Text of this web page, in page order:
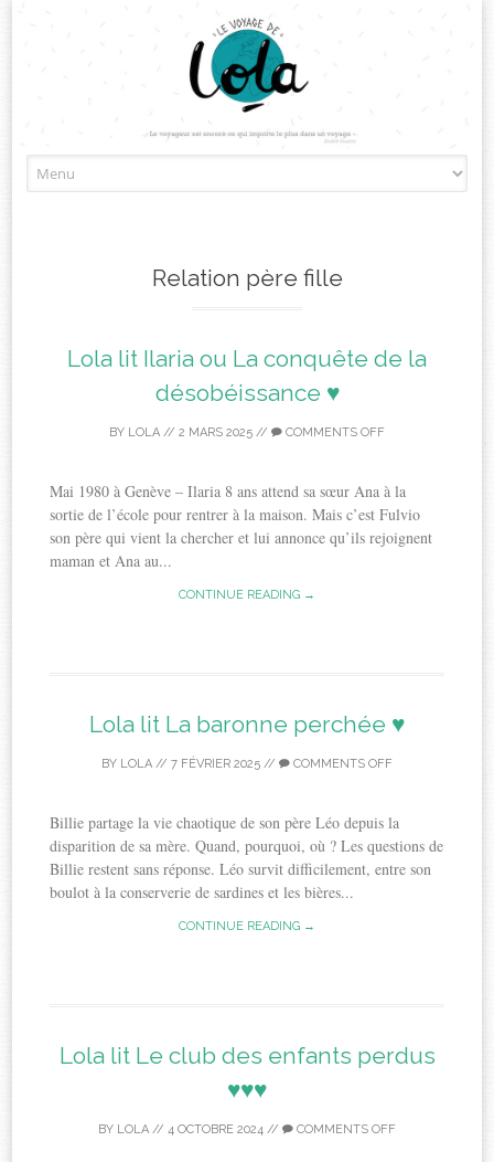
to
Relation père fille
Lola lit Ilaria ou La conquête de la
désobéissance ♥
BY LOLA // 2 MARS 2025 // COMMENTS OFF
Mai 1980 à Genève – Ilaria 8 ans attend sa sœur Ana à la
sortie de l’école pour rentrer à la maison. Mais c’est Fulvio
son père qui vient la chercher et lui annonce qu’ils rejoignent
maman et Ana au...
CONTINUE READING →
Lola lit La baronne perchée ♥
BY LOLA // 7 FÉVRIER 2025 // COMMENTS OFF
Billie partage la vie chaotique de son père Léo depuis la
disparition de sa mère. Quand, pourquoi, où ? Les questions de
Billie restent sans réponse. Léo survit difficilement, entre son
boulot à la conserverie de sardines et les bières...
CONTINUE READING →
Lola lit Le club des enfants perdus
♥♥♥
BY LOLA // 4 OCTOBRE 2024 // COMMENTS OFF